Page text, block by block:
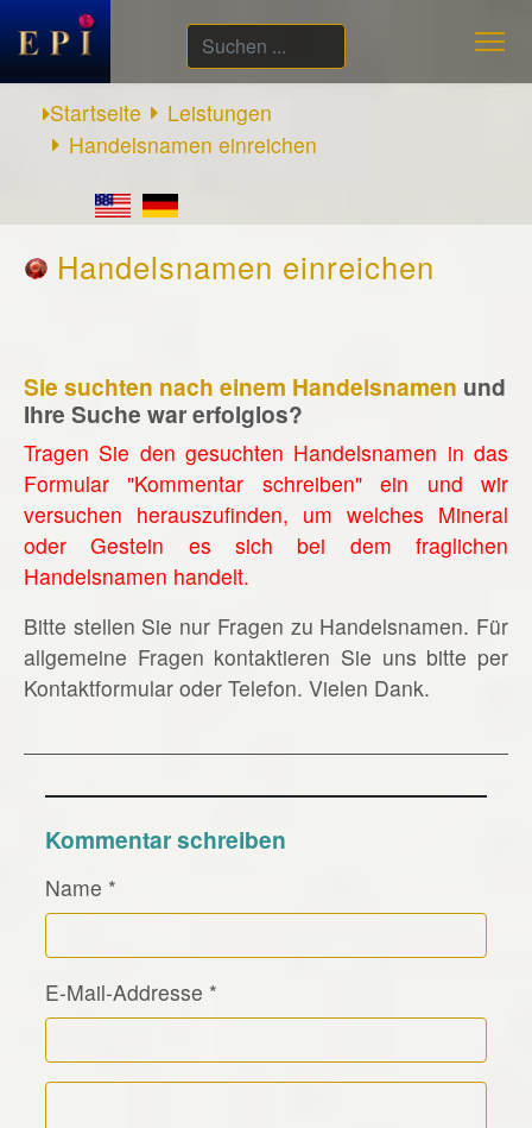
Suchen
...
Startseite
Leistungen
Handelsnamen einreichen
Handelsnamen einreichen
Sie suchten nach einem Handelsnamen und
Ihre Suche war erfolglos?
Tragen Sie den gesuchten Handelsnamen in das
Formular "Kommentar schreiben" ein und wir
versuchen herauszufinden, um welches Mineral
oder Gestein es sich bei dem fraglichen
Handelsnamen handelt.
Bitte stellen Sie nur Fragen zu Handelsnamen. Für
allgemeine Fragen kontaktieren Sie uns bitte per
Kontaktformular oder Telefon. Vielen Dank.
Kommentar schreiben
Name *
E-Mail-Addresse *
Kommentar Text